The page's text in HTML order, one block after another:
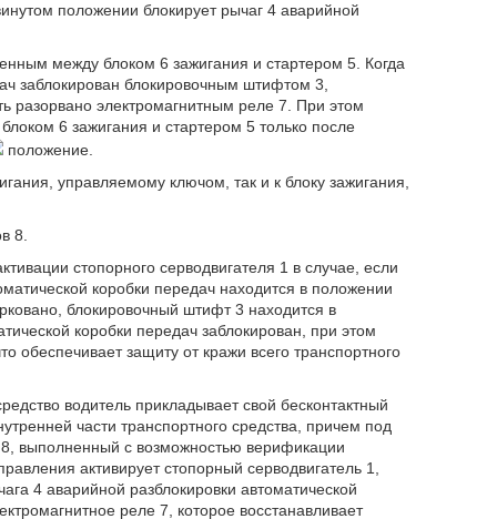
положении блокирует рычаг 4 аварийной
между блоком 6 зажигания и стартером 5. Когда
заблокирован блокировочным штифтом 3,
разорвано электромагнитным реле 7. При этом
6 зажигания и стартером 5 только после
положение.
управляемому ключом, так и к блоку зажигания,
8.
стопорного серводвигателя 1 в случае, если
коробки передач находится в положении
блокировочный штифт 3 находится в
коробки передач заблокирован, при этом
обеспечивает защиту от кражи всего транспортного
водитель прикладывает свой бесконтактный
части транспортного средства, причем под
выполненный с возможностью верификации
активирует стопорный серводвигатель 1,
4 аварийной разблокировки автоматической
реле 7, которое восстанавливает